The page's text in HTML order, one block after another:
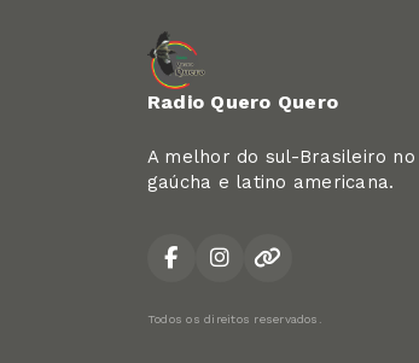
Radio Quero Quero
A melhor do sul-Brasileiro
gaúcha e latino americana.
Todos os direitos reservados.